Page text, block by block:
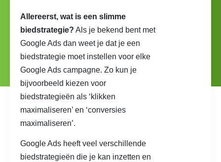
Allereerst, wat is een slimme
biedstrategie? Als je bekend bent met
Google Ads dan weet je dat je een
biedstrategie moet instellen voor elke
Google Ads campagne. Zo kun je
bijvoorbeeld kiezen voor
biedstrategieën als ‘klikken
maximaliseren’ en ‘conversies
maximaliseren’.
Google Ads heeft veel verschillende
biedstrategieën die je kan inzetten en